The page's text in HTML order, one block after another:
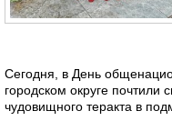
Сегодня, в День
городском округе почтили
чудовищного теракта в